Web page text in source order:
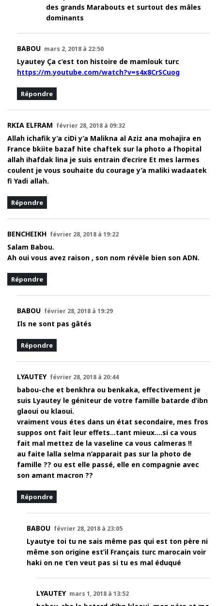
des grands Marabouts et surtout des mâles
dominants
BABOU mars 2, 2018 à 22:50
Lyautey Ça c’est ton histoire de mamlouk turc
https://m.youtube.com/watch?v=s4x8CrSCuog
Répondre
RKIA ELFRAM février 28, 2018 à 09:32
Allah ichafik y’a ciDi y’a Malikna al Aziz ana mohajira en
France bkiite bazaf hite chaftek sur la photo a l’hopital
allah ihafdak lina je suis entrain d’ecrire Et mes larmes
coulent je vous souhaite du courage y’a maliki wadaatek
fi Yadi allah.
Répondre
BENCHEIKH février 28, 2018 à 19:22
Salam Babou.
Ah oui vous avez raison , son nom révèle bien son ADN.
Répondre
BABOU février 28, 2018 à 19:29
Ils ne sont pas gâtés
Répondre
LYAUTEY février 28, 2018 à 20:44
babou-che et benkhra ou benkaka, effectivement je
suis Lyautey le géniteur de votre famille batarde d’ibn
glaoui ou klaoui.
vraiment vous étes dans un état secondaire, mes fros
suppos ont fait leur effets…tant mieux….si ca vous
fait mal mettez de la vaseline ca vous calmeras !!
au faite lalla selma n’apparait pas sur la photo de
famille ?? ou est elle passé, elle en compagnie avec
son amant macron ??
Répondre
BABOU février 28, 2018 à 23:05
Lyautye toi tu ne sais même pas qui est ton père ni
même son origine est’il Français turc marocain voir
haki on ne t’en veut pas si tu es mal éduqué
LYAUTEY mars 1, 2018 à 13:52